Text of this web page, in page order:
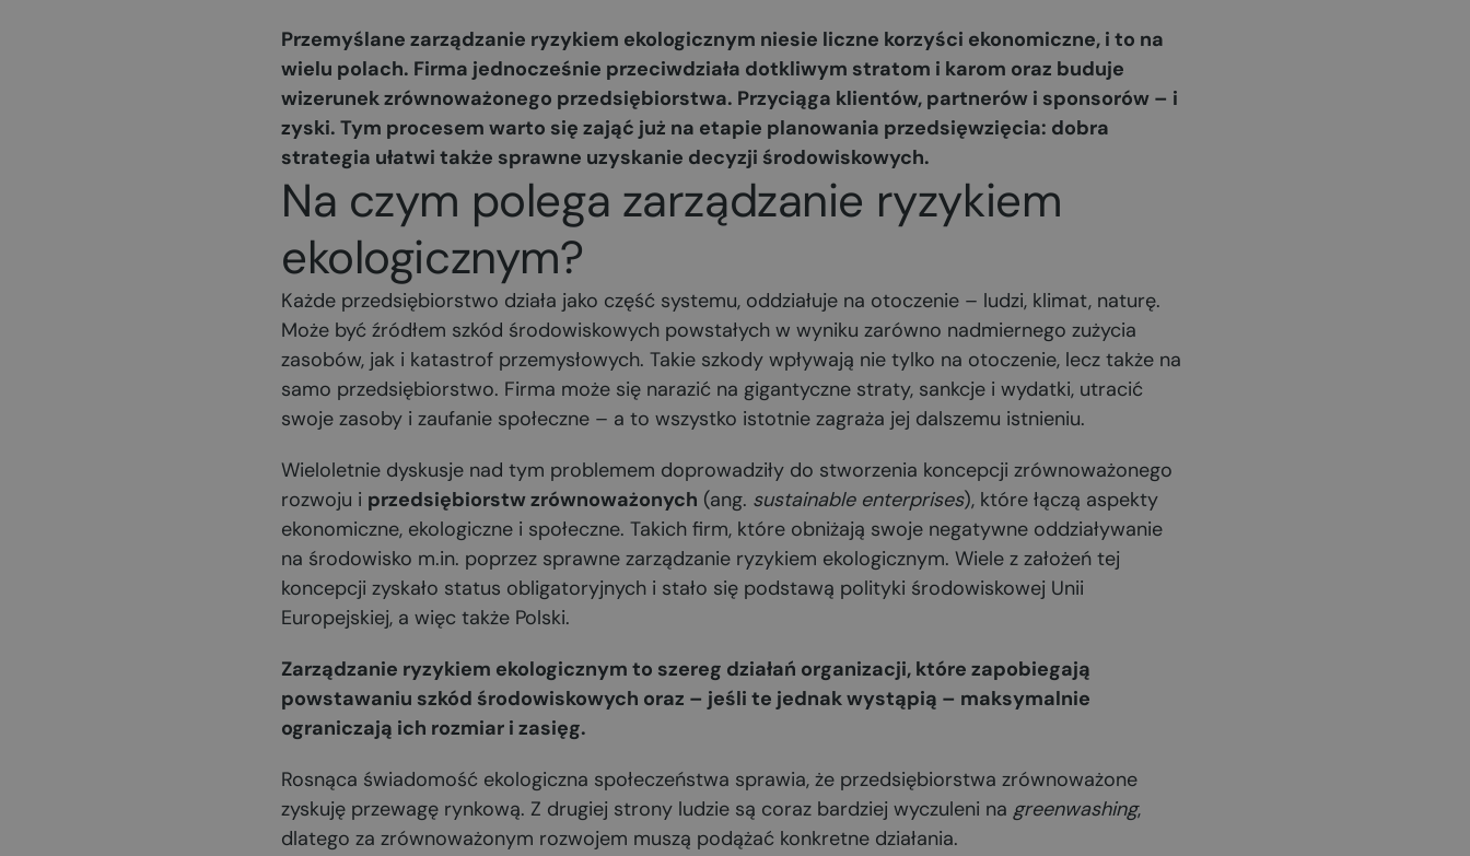
Przemyślane zarządzanie ryzykiem ekologicznym niesie liczne korzyści ekonomiczne, i to na
wielu polach. Firma jednocześnie przeciwdziała dotkliwym stratom i karom oraz buduje
wizerunek zrównoważonego przedsiębiorstwa. Przyciąga klientów, partnerów i sponsorów – i
zyski. Tym procesem warto się zająć już na etapie planowania przedsięwzięcia: dobra
strategia ułatwi także sprawne uzyskanie decyzji środowiskowych.
Na czym polega zarządzanie ryzykiem
ekologicznym?
Każde przedsiębiorstwo działa jako część systemu, oddziałuje na otoczenie – ludzi, klimat, naturę.
Może być źródłem szkód środowiskowych powstałych w wyniku zarówno nadmiernego zużycia
zasobów, jak i katastrof przemysłowych. Takie szkody wpływają nie tylko na otoczenie, lecz także na
samo przedsiębiorstwo. Firma może się narazić na gigantyczne straty, sankcje i wydatki, utracić
swoje zasoby i zaufanie społeczne – a to wszystko istotnie zagraża jej dalszemu istnieniu.
Wieloletnie dyskusje nad tym problemem doprowadziły do stworzenia koncepcji zrównoważonego
rozwoju i przedsiębiorstw zrównoważonych (ang. sustainable enterprises), które łączą aspekty
ekonomiczne, ekologiczne i społeczne. Takich firm, które obniżają swoje negatywne oddziaływanie
na środowisko m.in. poprzez sprawne zarządzanie ryzykiem ekologicznym. Wiele z założeń tej
koncepcji zyskało status obligatoryjnych i stało się podstawą polityki środowiskowej Unii
Europejskiej, a więc także Polski.
Zarządzanie ryzykiem ekologicznym to szereg działań organizacji, które zapobiegają
powstawaniu szkód środowiskowych oraz – jeśli te jednak wystąpią – maksymalnie
ograniczają ich rozmiar i zasięg.
Rosnąca świadomość ekologiczna społeczeństwa sprawia, że przedsiębiorstwa zrównoważone
zyskuję przewagę rynkową. Z drugiej strony ludzie są coraz bardziej wyczuleni na greenwashing,
dlatego za zrównoważonym rozwojem muszą podążać konkretne działania.